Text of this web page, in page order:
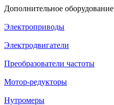
Дополнительное оборудование
Электроприводы
Электродвигатели
Преобразователи частоты
Мотор-редукторы
Нутромеры